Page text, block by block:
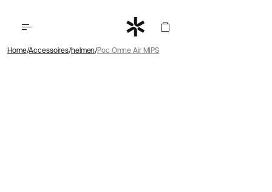
Home Accessoires helmen Poc Omne Air MIPS